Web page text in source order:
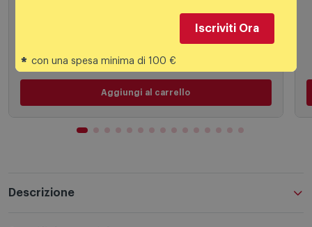
€
Aggiungi al carrello
Descrizione
Iscriviti Ora
* con una spesa minima di 100 €